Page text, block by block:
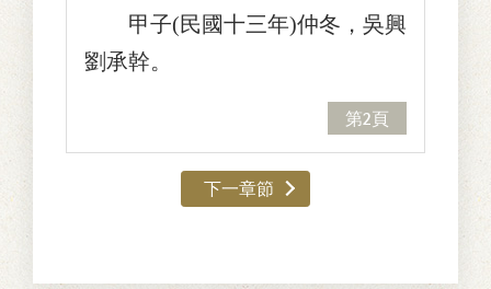
甲子(民國十三年)仲冬，吳興
劉承幹。
第2頁
下一章節